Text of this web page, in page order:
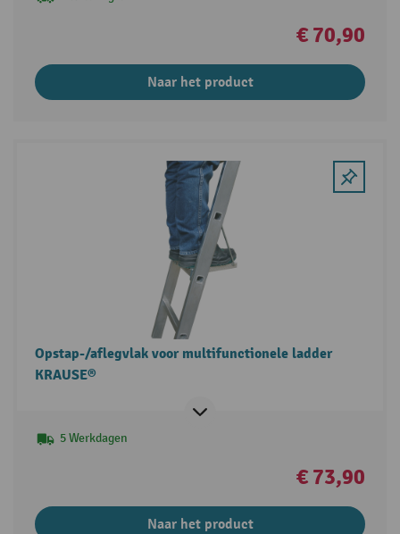
€ 70,90
Naar het product
Opstap-/aflegvlak voor multifunctionele ladder
KRAUSE®
5 Werkdagen
€ 73,90
Naar het product